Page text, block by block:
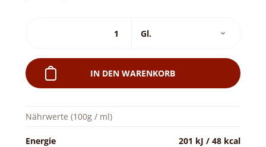
IN DEN WARENKORB
Nährwerte (100g / ml)
Energie 201 kJ / 48 kcal